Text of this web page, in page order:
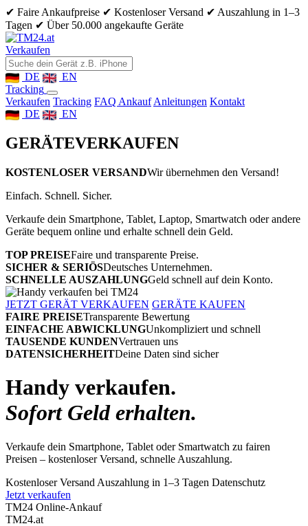
✔ Faire Ankaufpreise ✔ Kostenloser Versand ✔ Auszahlung in 1–3
Tagen ✔ Über 50.000 angekaufte Geräte
Verkaufen
DE
EN
Tracking
Verkaufen Tracking FAQ Ankauf Anleitungen Kontakt
DE
EN
GERÄTEVERKAUFEN
KOSTENLOSER VERSANDWir übernehmen den Versand!
Einfach. Schnell. Sicher.
Verkaufe dein Smartphone, Tablet, Laptop, Smartwatch oder andere
Geräte bequem online und erhalte schnell dein Geld.
TOP PREISEFaire und transparente Preise.
SICHER & SERIÖSDeutsches Unternehmen.
SCHNELLE AUSZAHLUNGGeld schnell auf dein Konto.
JETZT GERÄT VERKAUFEN GERÄTE KAUFEN
FAIRE PREISETransparente Bewertung
EINFACHE ABWICKLUNGUnkompliziert und schnell
TAUSENDE KUNDENVertrauen uns
DATENSICHERHEITDeine Daten sind sicher
Handy verkaufen.
Sofort Geld erhalten.
Verkaufe dein Smartphone, Tablet oder Smartwatch zu fairen
Preisen – kostenloser Versand, schnelle Auszahlung.
Kostenloser Versand Auszahlung in 1–3 Tagen Datenschutz
Jetzt verkaufen
TM24 Online-Ankauf
TM24.at